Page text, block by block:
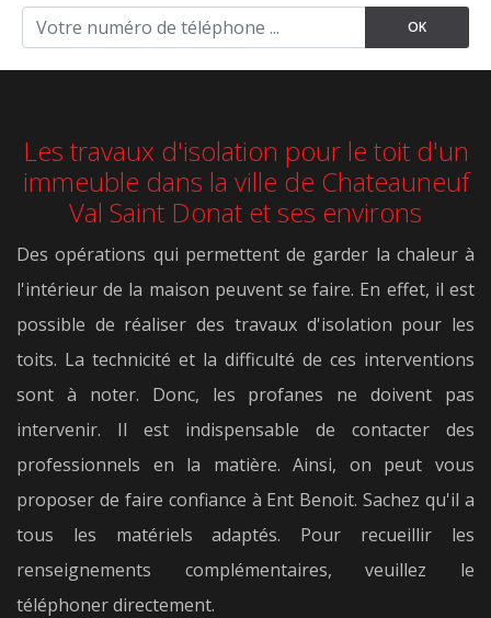
Les travaux d'isolation pour le toit d'un
immeuble dans la ville de Chateauneuf
Val Saint Donat et ses environs
Des opérations qui permettent de garder la chaleur à
l'intérieur de la maison peuvent se faire. En effet, il est
possible de réaliser des travaux d'isolation pour les
toits. La technicité et la difficulté de ces interventions
sont à noter. Donc, les profanes ne doivent pas
intervenir. Il est indispensable de contacter des
professionnels en la matière. Ainsi, on peut vous
proposer de faire confiance à Ent Benoit. Sachez qu'il a
tous les matériels adaptés. Pour recueillir les
renseignements complémentaires, veuillez le
téléphoner directement.